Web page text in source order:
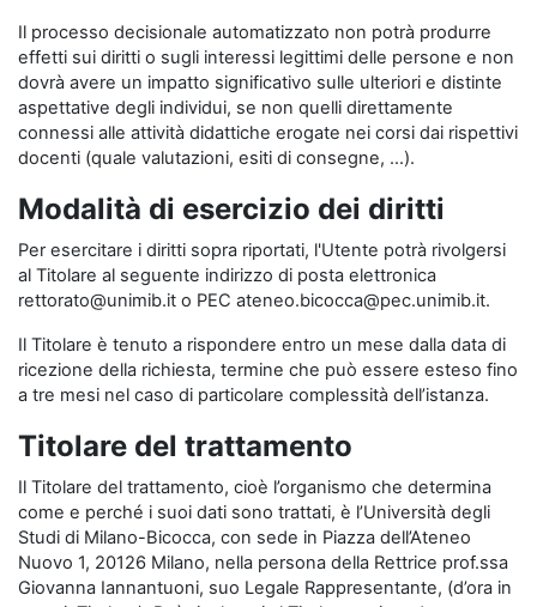
Il processo decisionale automatizzato non potrà produrre
effetti sui diritti o sugli interessi legittimi delle persone e non
dovrà avere un impatto significativo sulle ulteriori e distinte
aspettative degli individui, se non quelli direttamente
connessi alle attività didattiche erogate nei corsi dai rispettivi
docenti (quale valutazioni, esiti di consegne, …).
Modalità di esercizio dei diritti
Per esercitare i diritti sopra riportati, l'Utente potrà rivolgersi
al Titolare al seguente indirizzo di posta elettronica
rettorato@unimib.it o PEC ateneo.bicocca@pec.unimib.it.
Il Titolare è tenuto a rispondere entro un mese dalla data di
ricezione della richiesta, termine che può essere esteso fino
a tre mesi nel caso di particolare complessità dell’istanza.
Titolare del trattamento
Il Titolare del trattamento, cioè l’organismo che determina
come e perché i suoi dati sono trattati, è l’Università degli
Studi di Milano-Bicocca, con sede in Piazza dell’Ateneo
Nuovo 1, 20126 Milano, nella persona della Rettrice prof.ssa
Giovanna Iannantuoni, suo Legale Rappresentante, (d’ora in